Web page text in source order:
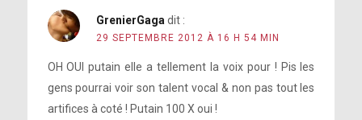
GrenierGaga dit :
29 SEPTEMBRE 2012 À 16 H 54 MIN
OH OUI putain elle a tellement la voix pour ! Pis les
gens pourrai voir son talent vocal & non pas tout les
artifices à coté ! Putain 100 X oui !